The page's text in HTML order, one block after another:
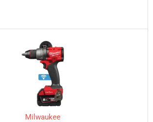
Milwaukee